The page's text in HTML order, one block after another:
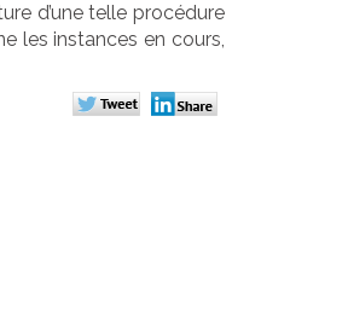
d’une telle procédure
les instances en cours,